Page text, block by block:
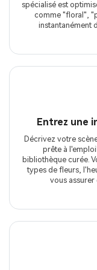
spécialisé est
comme "floral",
instantanément
Entrez une
Décrivez votre
prête à l'emploi
bibliothèque curée.
types de fleurs,
vous assurer